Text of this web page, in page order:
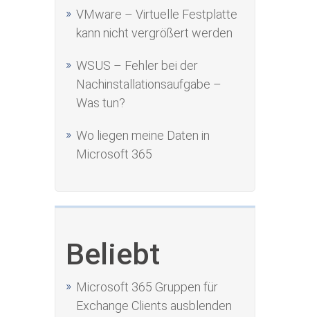
VMware – Virtuelle Festplatte
kann nicht vergrößert werden
WSUS – Fehler bei der
Nachinstallationsaufgabe –
Was tun?
Wo liegen meine Daten in
Microsoft 365
Beliebt
Microsoft 365 Gruppen für
Exchange Clients ausblenden